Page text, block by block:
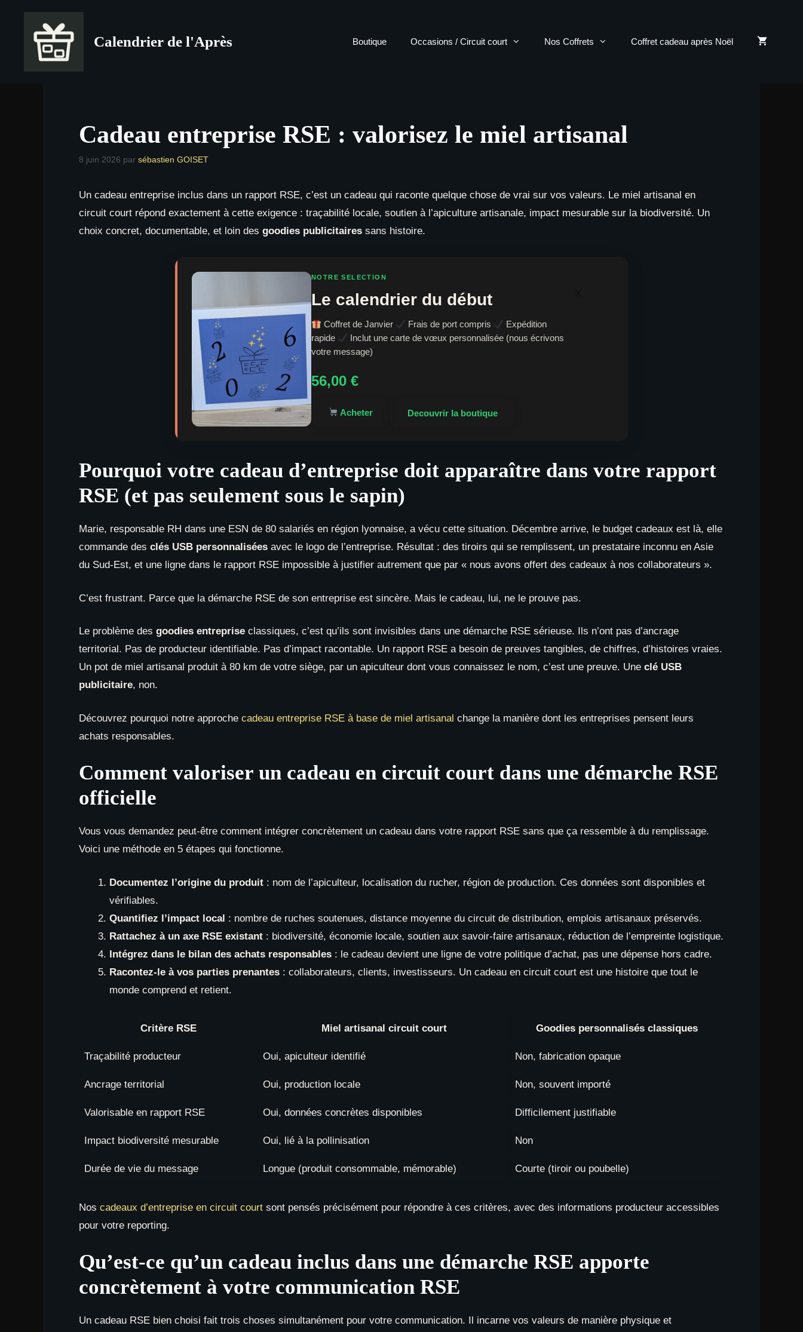
contenu
Calendrier de l'Après Boutique Occasions / Circuit court Nos Coffrets Coffret cadeau après Noël
Cadeau entreprise RSE : valorisez le miel artisanal
8 juin 2026 par sébastien GOISET
Un cadeau entreprise inclus dans un rapport RSE, c’est un cadeau qui raconte quelque chose de vrai sur vos valeurs. Le miel artisanal en
circuit court répond exactement à cette exigence : traçabilité locale, soutien à l’apiculture artisanale, impact mesurable sur la biodiversité. Un
choix concret, documentable, et loin des goodies publicitaires sans histoire.
NOTRE SELECTION
Le calendrier du début
Coffret de Janvier Frais de port compris
Expédition
rapide
Inclut une carte de vœux personnalisée (nous écrivons
votre message)
56,00 €
Acheter Decouvrir la boutique
Pourquoi votre cadeau d’entreprise doit apparaître dans votre rapport
RSE (et pas seulement sous le sapin)
Marie, responsable RH dans une ESN de 80 salariés en région lyonnaise, a vécu cette situation. Décembre arrive, le budget cadeaux est là, elle
commande des clés USB personnalisées avec le logo de l’entreprise. Résultat : des tiroirs qui se remplissent, un prestataire inconnu en Asie
du Sud-Est, et une ligne dans le rapport RSE impossible à justifier autrement que par « nous avons offert des cadeaux à nos collaborateurs ».
C’est frustrant. Parce que la démarche RSE de son entreprise est sincère. Mais le cadeau, lui, ne le prouve pas.
Le problème des goodies entreprise classiques, c’est qu’ils sont invisibles dans une démarche RSE sérieuse. Ils n’ont pas d’ancrage
territorial. Pas de producteur identifiable. Pas d’impact racontable. Un rapport RSE a besoin de preuves tangibles, de chiffres, d’histoires vraies.
Un pot de miel artisanal produit à 80 km de votre siège, par un apiculteur dont vous connaissez le nom, c’est une preuve. Une clé USB
publicitaire, non.
Découvrez pourquoi notre approche cadeau entreprise RSE à base de miel artisanal change la manière dont les entreprises pensent leurs
achats responsables.
Comment valoriser un cadeau en circuit court dans une démarche RSE
officielle
Vous vous demandez peut-être comment intégrer concrètement un cadeau dans votre rapport RSE sans que ça ressemble à du remplissage.
Voici une méthode en 5 étapes qui fonctionne.
Documentez l’origine du produit : nom de l’apiculteur, localisation du rucher, région de production. Ces données sont disponibles et
vérifiables.
Quantifiez l’impact local : nombre de ruches soutenues, distance moyenne du circuit de distribution, emplois artisanaux préservés.
Rattachez à un axe RSE existant : biodiversité, économie locale, soutien aux savoir-faire artisanaux, réduction de l’empreinte logistique.
Intégrez dans le bilan des achats responsables : le cadeau devient une ligne de votre politique d’achat, pas une dépense hors cadre.
Racontez-le à vos parties prenantes : collaborateurs, clients, investisseurs. Un cadeau en circuit court est une histoire que tout le
monde comprend et retient.
Critère RSE Miel artisanal circuit court Goodies personnalisés classiques
Traçabilité producteur Oui, apiculteur identifié Non, fabrication opaque
Ancrage territorial Oui, production locale Non, souvent importé
Valorisable en rapport RSE Oui, données concrètes disponibles Difficilement justifiable
Impact biodiversité mesurable Oui, lié à la pollinisation Non
Durée de vie du message Longue (produit consommable, mémorable) Courte (tiroir ou poubelle)
Nos cadeaux d’entreprise en circuit court sont pensés précisément pour répondre à ces critères, avec des informations producteur accessibles
pour votre reporting.
Qu’est-ce qu’un cadeau inclus dans une démarche RSE apporte
concrètement à votre communication RSE
Un cadeau RSE bien choisi fait trois choses simultanément pour votre communication. Il incarne vos valeurs de manière physique et